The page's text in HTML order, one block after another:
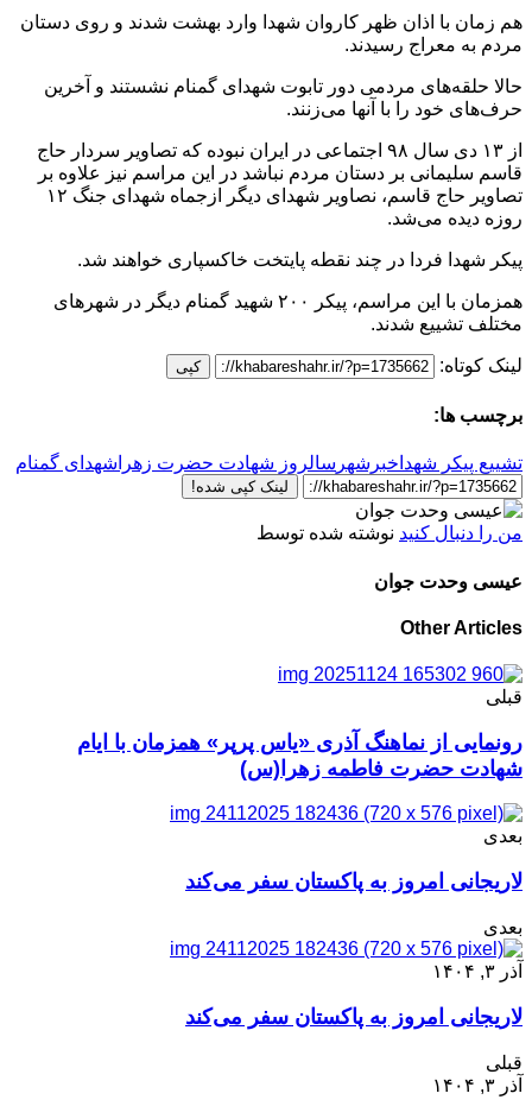
هم زمان با اذان ظهر کاروان شهدا وارد بهشت شدند و روی دستان
مردم به معراج رسیدند.
حالا حلقه‌های مردمی دور تابوت شهدای گمنام نشستند و آخرین
حرف‌های خود را با آنها می‌زنند.
از ۱۳ دی سال ۹۸ اجتماعی در ایران نبوده که تصاویر سردار حاج
قاسم سلیمانی بر دستان مردم نباشد در این مراسم نیز علاوه بر
تصاویر حاج قاسم، نصاویر شهدای دیگر ازجماه شهدای جنگ ۱۲
روزه دیده می‌شد.
پیکر شهدا فردا در چند نقطه پایتخت خاکسپاری خواهند شد.
همزمان با این مراسم، پیکر ۲۰۰ شهید گمنام دیگر در شهرهای
مختلف تشییع شدند.
لینک کوتاه: کپی
برچسب ها:
تشییع پیکر شهدا خبرشهر سالروز شهادت حضرت زهرا شهدای گمنام
لینک کپی شده!
من را دنبال کنید نوشته شده توسط
عیسی وحدت جوان
Other Articles
قبلی
رونمایی از نماهنگ آذری «یاس پرپر» همزمان با ایام
شهادت حضرت فاطمه زهرا(س)
بعدی
لاریجانی امروز به پاکستان سفر می‌کند
بعدی
آذر ۳, ۱۴۰۴
لاریجانی امروز به پاکستان سفر می‌کند
قبلی
آذر ۳, ۱۴۰۴